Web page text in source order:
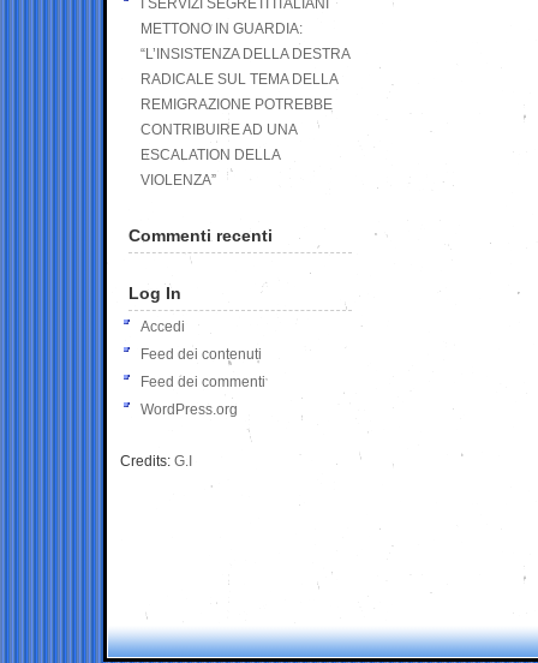
I SERVIZI SEGRETI ITALIANI
METTONO IN GUARDIA:
“L’INSISTENZA DELLA DESTRA
RADICALE SUL TEMA DELLA
REMIGRAZIONE POTREBBE
CONTRIBUIRE AD UNA
ESCALATION DELLA
VIOLENZA”
Commenti recenti
Log In
Accedi
Feed dei contenuti
Feed dei commenti
WordPress.org
Credits: G.I